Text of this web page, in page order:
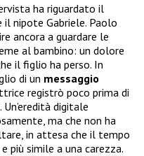
ha riguardato il
nipote Gabriele. Paolo
ancora a guardare le
al bambino: un dolore
il figlio ha perso. In
di un messaggio
registrò poco prima di
digitale
ma che non ha
in attesa che il tempo
più simile a una carezza.